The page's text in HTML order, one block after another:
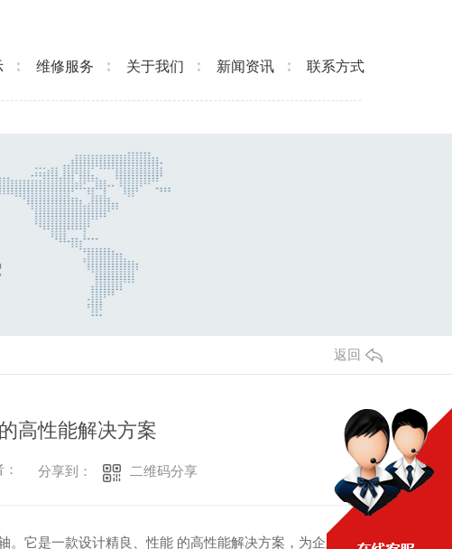
维修服务 关于我们 新闻资讯 联系方式
返回
高性能解决方案
分享到： 二维码分享
它是一款设计精良、性能 的高性能解决方案，为企业带